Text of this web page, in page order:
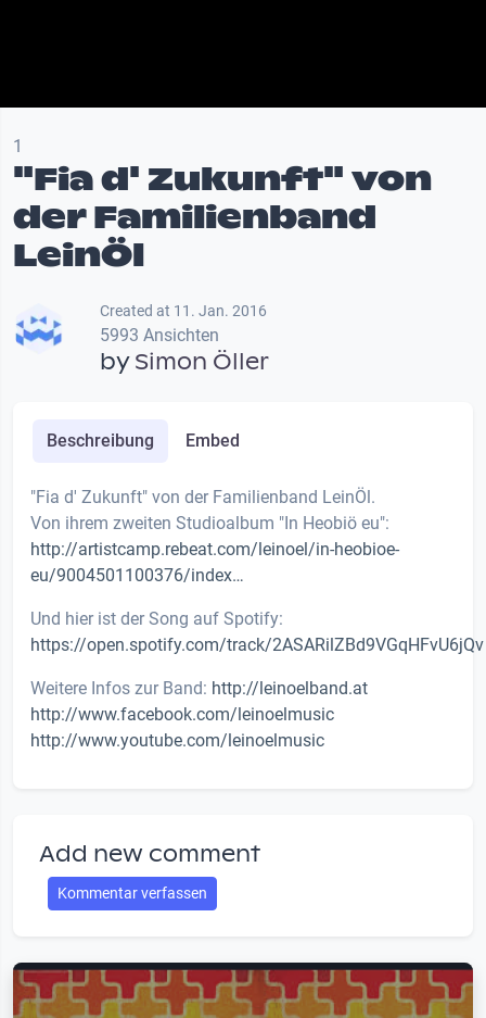
1
"Fia d' Zukunft" von
der Familienband
LeinÖl
Created at 11. Jan. 2016
5993 Ansichten
bySimon Öller
Beschreibung Embed
"Fia d' Zukunft" von der Familienband LeinÖl.
Von ihrem zweiten Studioalbum "In Heobiö eu":
http://artistcamp.rebeat.com/leinoel/in-heobioe-
eu/9004501100376/index…
Und hier ist der Song auf Spotify:
https://open.spotify.com/track/2ASARilZBd9VGqHFvU6jQv
Weitere Infos zur Band: http://leinoelband.at
http://www.facebook.com/leinoelmusic
http://www.youtube.com/leinoelmusic
Add new comment
Kommentar verfassen